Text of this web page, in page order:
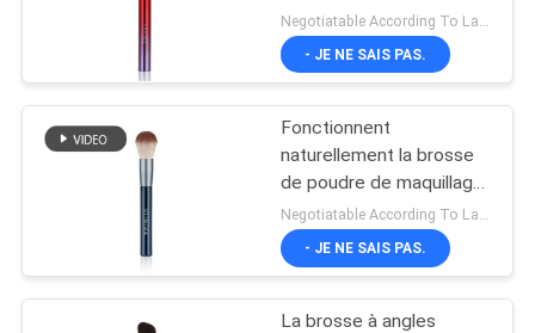
DU
SITE
de poudre de noir rouge
métallique de brosse
- JE NE SAIS PAS.
Fonctionnent
naturellement la brosse
de poudre de maquillage
de fibre de maïs avec la
poignée en bois de
bouleau de scintillement
Negotiatable According To Large Quantity MOQ:1000 morceaux
- JE NE SAIS PAS.
La brosse à angles